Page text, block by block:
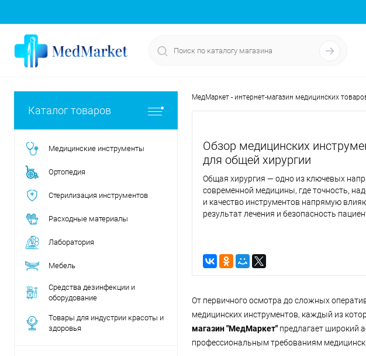
Каталог товаров
Медицинские инструменты
Ортопедия
Стерилизация инструментов
Расходные материалы
Лаборатория
Мебель
Средства дезинфекции и
оборудование
Товары для индустрии красоты и
здоровья
МедМаркет - интернет-магазин медицинских
Обзор медицинских
для общей хирургии
Общая хирургия — одно из ключевых
современной медицины, где точность,
и качество инструментов напрямую
результат лечения и безопасность
От первичного осмотра до сложных
медицинских инструментов, каждый из
магазин "МедМаркет" предлагает широкий
профессиональным требованиям